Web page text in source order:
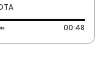
00:48